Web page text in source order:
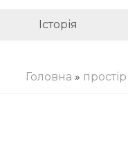
Історія
Головна » простір